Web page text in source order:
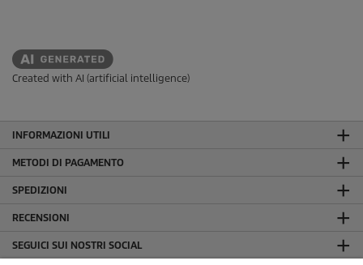
Created with AI (artificial intelligence)
INFORMAZIONI UTILI
METODI DI PAGAMENTO
SPEDIZIONI
RECENSIONI
SEGUICI SUI NOSTRI SOCIAL